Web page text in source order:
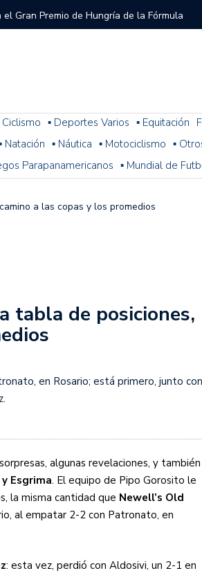
Gran Premio de Hungría de la Fórmula
el árbitro y el VAR no cobraron en el
Interior Copa Zurich
posiciones y cómo sigue la fecha 1
14° la última práctica para el
con River: “Quedará para siempre
con el histórico regreso de Diego
para la Copa Mundial de Hockey FIH
para la Copa Mundial de Hockey
Ciclismo ▪ Deportes Varios ▪ Equitación
Natación ▪ Náutica ▪ Motociclismo ▪
Parapanamericanos ▪ Mundial de
a las copas y los promedios
tabla de posiciones,
en Rosario; está primero, junto con
algunas revelaciones, y también
Esgrima. El equipo de Pipo Gorosito le
la misma cantidad que Newell’s Old
al empatar 2-2 con Patronato, en
: esta vez, perdió con Aldosivi, un 2-1 en